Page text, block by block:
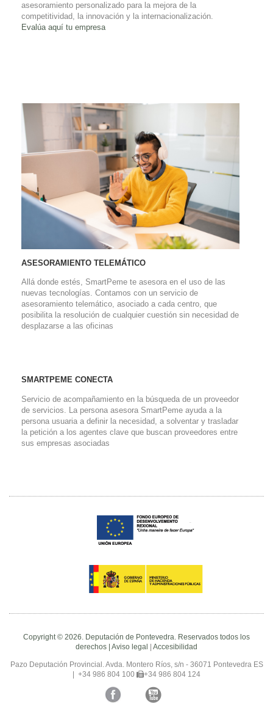
asesoramiento personalizado para la mejora de la
competitividad, la innovación y la internacionalización.
Evalúa aquí tu empresa
ASESORAMIENTO TELEMÁTICO
Allá donde estés, SmartPeme te asesora en el uso de las
nuevas tecnologías. Contamos con un servicio de
asesoramiento telemático, asociado a cada centro, que
posibilita la resolución de cualquier cuestión sin necesidad de
desplazarse a las oficinas
SMARTPEME CONECTA
Servicio de acompañamiento en la búsqueda de un proveedor
de servicios. La persona asesora SmartPeme ayuda a la
persona usuaria a definir la necesidad, a solventar y trasladar
la petición a los agentes clave que buscan proveedores entre
sus empresas asociadas
Copyright © 2026. Deputación de Pontevedra. Reservados todos los
derechos | Aviso legal Accesibilidad
Pazo Deputación Provincial. Avda. Montero Ríos, s/n - 36071 Pontevedra ES
| +34 986 804 100
+34 986 804 124
Facebook
Twitter YouTube